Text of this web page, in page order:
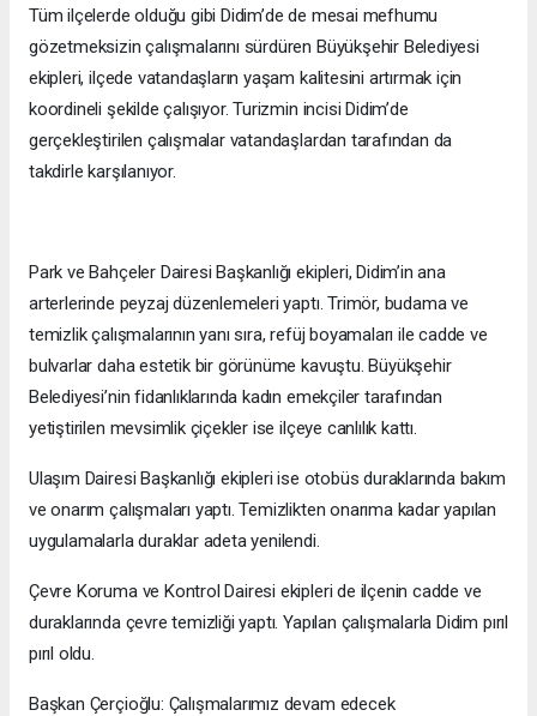
Tüm ilçelerde olduğu gibi Didim’de de mesai mefhumu
gözetmeksizin çalışmalarını sürdüren Büyükşehir Belediyesi
ekipleri, ilçede vatandaşların yaşam kalitesini artırmak için
koordineli şekilde çalışıyor. Turizmin incisi Didim’de
gerçekleştirilen çalışmalar vatandaşlardan tarafından da
takdirle karşılanıyor.
Park ve Bahçeler Dairesi Başkanlığı ekipleri, Didim’in ana
arterlerinde peyzaj düzenlemeleri yaptı. Trimör, budama ve
temizlik çalışmalarının yanı sıra, refüj boyamaları ile cadde ve
bulvarlar daha estetik bir görünüme kavuştu. Büyükşehir
Belediyesi’nin fidanlıklarında kadın emekçiler tarafından
yetiştirilen mevsimlik çiçekler ise ilçeye canlılık kattı.
Ulaşım Dairesi Başkanlığı ekipleri ise otobüs duraklarında bakım
ve onarım çalışmaları yaptı. Temizlikten onarıma kadar yapılan
uygulamalarla duraklar adeta yenilendi.
Çevre Koruma ve Kontrol Dairesi ekipleri de ilçenin cadde ve
duraklarında çevre temizliği yaptı. Yapılan çalışmalarla Didim pırıl
pırıl oldu.
Başkan Çerçioğlu: Çalışmalarımız devam edecek